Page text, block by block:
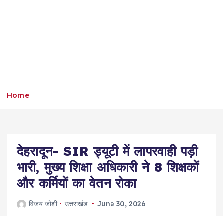
Home
देहरादून- SIR ड्यूटी में लापरवाही पड़ी
भारी, मुख्य शिक्षा अधिकारी ने 8 शिक्षकों
और कर्मियों का वेतन रोका
विजय जोशी उत्तराखंड June 30, 2026